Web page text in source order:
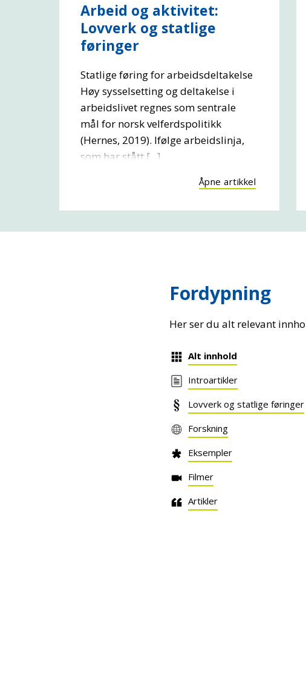
Arbeid og aktivitet:
Lovverk og statlige
føringer
Statlige føring for arbeidsdeltakelse
Høy sysselsetting og deltakelse i
arbeidslivet regnes som sentrale
mål for norsk velferdspolitikk
(Hernes, 2019). Ifølge arbeidslinja,
som har stått [...]
Åpne artikkel
Fordypning
Her ser du alt relevant
Alt innhold
Introartikler
Lovverk og statlige føringer
Forskning
Eksempler
Filmer
Artikler